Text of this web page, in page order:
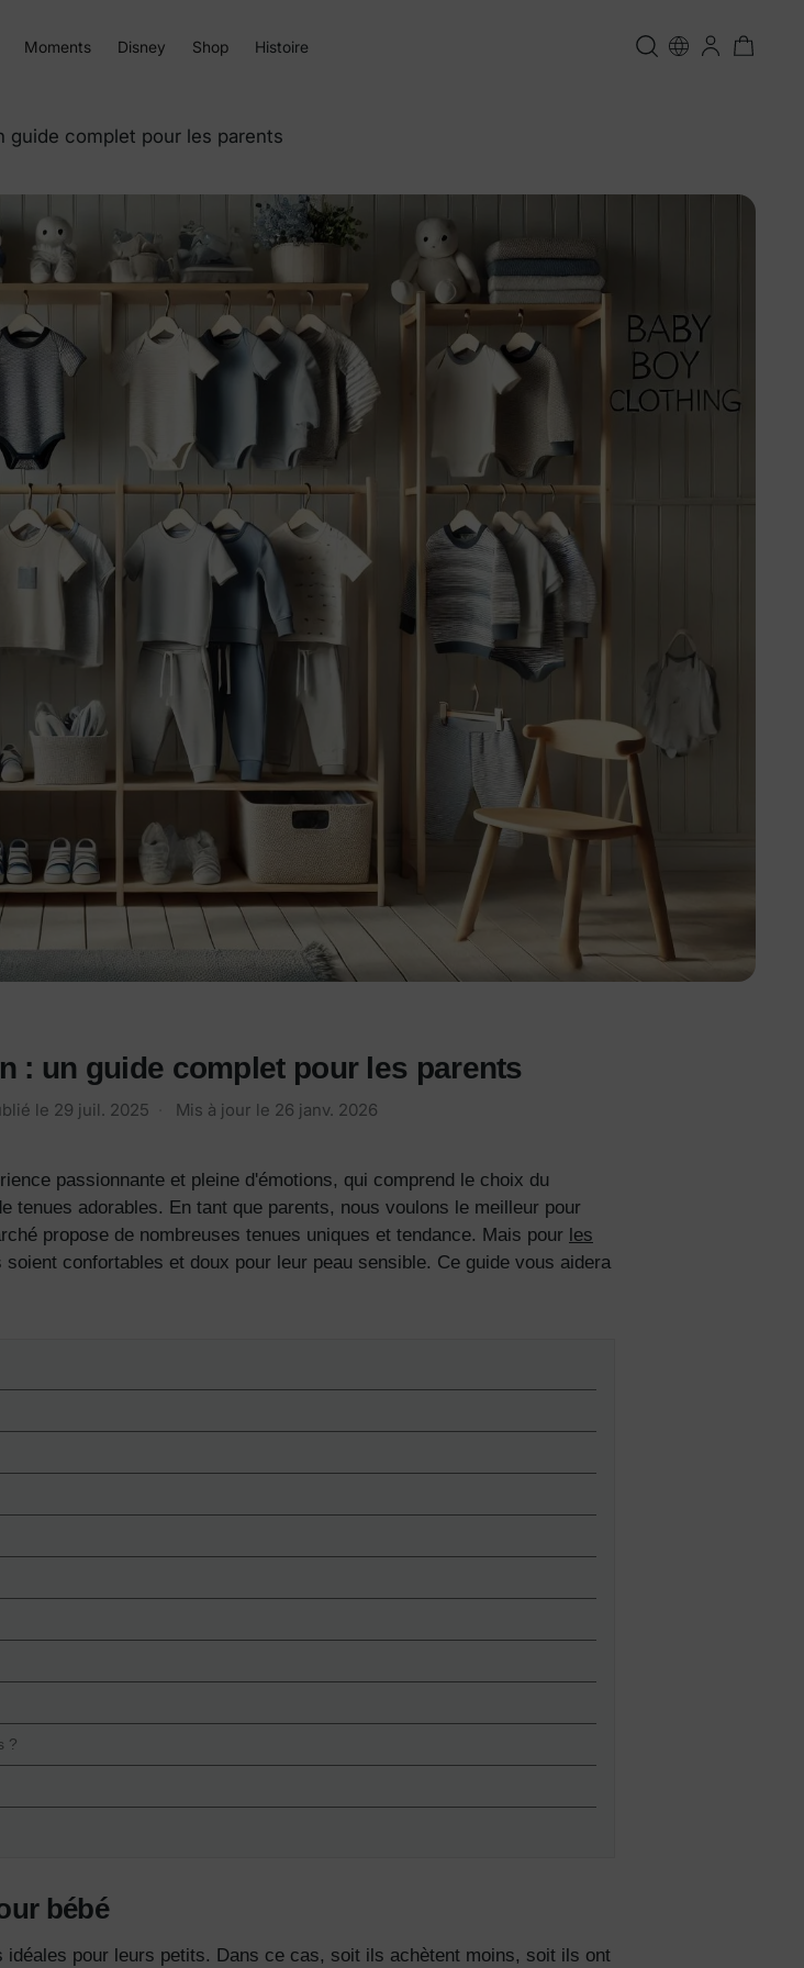
Moments Disney Shop Histoire
guide complet pour les parents
: un guide complet pour les parents
le 29 juil. 2025 Mis à jour le 26 janv. 2026
passionnante et pleine d'émotions, qui comprend le choix du
tenues adorables. En tant que parents, nous voulons le meilleur pour
propose de nombreuses tenues uniques et tendance. Mais pour les
confortables et doux pour leur peau sensible. Ce guide vous aidera
?
bébé
pour leurs petits. Dans ce cas, soit ils achètent moins, soit ils ont